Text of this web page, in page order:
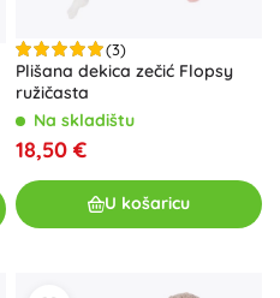
(3)
Plišana dekica zečić Flopsy
ružičasta
Na skladištu
18,50 €
U košaricu